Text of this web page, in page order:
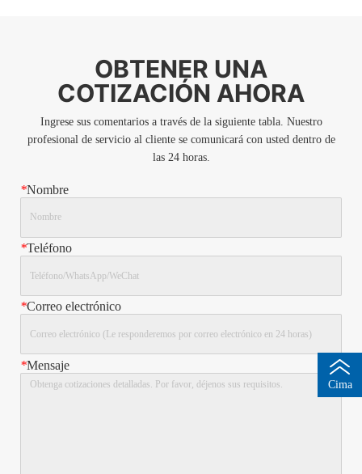
OBTENER UNA
COTIZACIÓN AHORA
Ingrese sus comentarios a través de la siguiente tabla. Nuestro
profesional de servicio al cliente se comunicará con usted dentro de
las 24 horas.
*Nombre
*Teléfono
*Correo electrónico
*Mensaje
Cima